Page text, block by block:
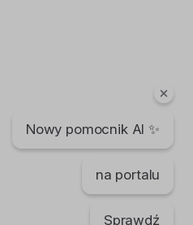
Nowy pomocnik AI ✨
na portalu
Sprawdź